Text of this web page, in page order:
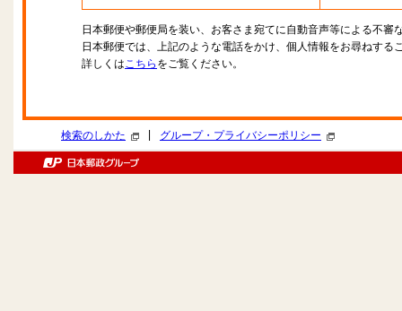
日本郵便や郵便局を装い、お客さま宛てに自動音声等による不審
日本郵便では、上記のような電話をかけ、個人情報をお尋ねする
詳しくはこちら をご覧ください。
検索のしかた グループ・プライバシーポリシー